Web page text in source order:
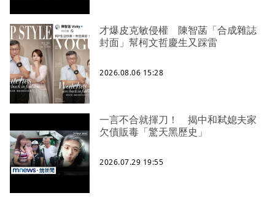
才爆皮克敏侵權 陳智菡「合成雜誌
封面」幫柯文哲慶生又踩雷
2026.08.06 15:28
一言不合就揮刀！ 揭中和弒媳夫家
欠債販毒「驚天黑歷史」
2026.07.29 19:55